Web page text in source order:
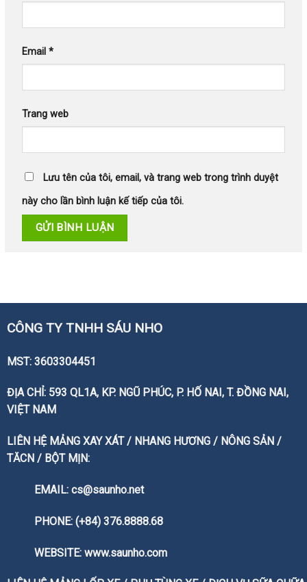
Email *
Trang web
Lưu tên của tôi, email, và trang web trong trình duyệt
này cho lần bình luận kế tiếp của tôi.
CÔNG TY TNHH SÁU NHO
MST: 3603304451
ĐỊA CHỈ: 593 QL1A, KP. NGŨ PHÚC, P. HỐ NAI, T. ĐỒNG NAI,
VIỆT NAM
LIÊN HỆ MẢNG XAY XÁT / NHANG HƯƠNG / NÔNG SẢN /
TĂCN / BỘT MỊN:
EMAIL: cs@saunho.net
PHONE: (+84) 376.8888.68
WEBSITE: www.saunho.com